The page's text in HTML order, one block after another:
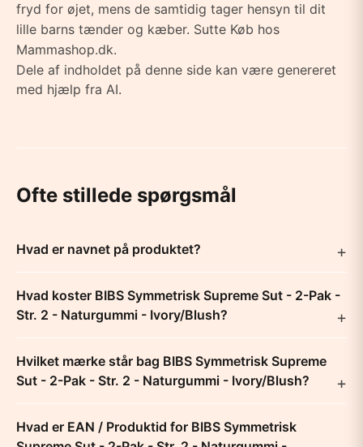
fryd for øjet, mens de samtidig tager hensyn til dit
lille barns tænder og kæber. Sutte Køb hos
Mammashop.dk.
Dele af indholdet på denne side kan være genereret
med hjælp fra AI.
Ofte stillede spørgsmål
Hvad er navnet på produktet?
Hvad koster BIBS Symmetrisk Supreme Sut - 2-Pak -
Str. 2 - Naturgummi - Ivory/Blush?
Hvilket mærke står bag BIBS Symmetrisk Supreme
Sut - 2-Pak - Str. 2 - Naturgummi - Ivory/Blush?
Hvad er EAN / Produktid for BIBS Symmetrisk